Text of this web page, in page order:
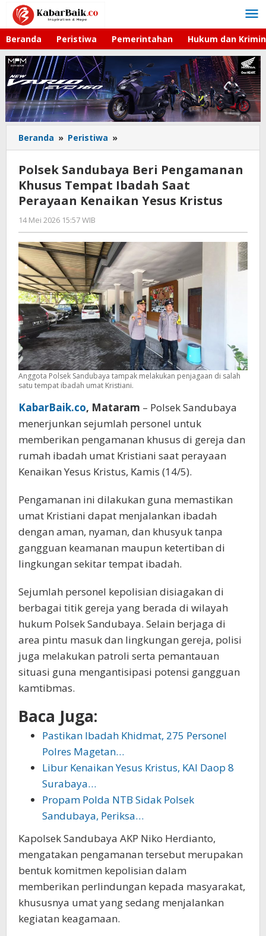
Lewati
konten
Beranda Peristiwa Pemerintahan Hukum dan
Beranda » Peristiwa »
Sandubaya
Pengamanan
Khusus
Tempat
Kenaikan
Yesus
Kristus
Polsek Sandubaya Beri Pengamanan
Khusus Tempat Ibadah Saat
Perayaan Kenaikan Yesus Kristus
14 Mei 2026 15:57 WIB
Andika
DP
Anggota Polsek Sandubaya tampak melakukan penjagaan di salah
satu tempat ibadah umat Kristiani.
KabarBaik.co, Mataram – Polsek Sandubaya
menerjunkan sejumlah personel untuk
memberikan pengamanan khusus di gereja dan
rumah ibadah umat Kristiani saat perayaan
Kenaikan Yesus Kristus, Kamis (14/5).
Pengamanan ini dilakukan guna memastikan
umat Kristiani dapat menjalankan ibadah
dengan aman, nyaman, dan khusyuk tanpa
gangguan keamanan maupun ketertiban di
lingkungan sekitar tempat ibadah.
Sejumlah personel kepolisian disiagakan di
berbagai titik gereja yang berada di wilayah
hukum Polsek Sandubaya. Selain berjaga di
area pintu masuk dan lingkungan gereja, polisi
juga melakukan patroli serta pemantauan
situasi guna mengantisipasi potensi gangguan
kamtibmas.
Baca Juga:
Pastikan Ibadah Khidmat, 275 Personel
Polres Magetan…
Libur Kenaikan Yesus Kristus, KAI Daop 8
Surabaya…
Propam Polda NTB Sidak Polsek
Sandubaya, Periksa…
Kapolsek Sandubaya AKP Niko Herdianto,
mengatakan pengamanan tersebut merupakan
bentuk komitmen kepolisian dalam
memberikan perlindungan kepada masyarakat,
khususnya umat yang sedang menjalankan
kegiatan keagamaan.